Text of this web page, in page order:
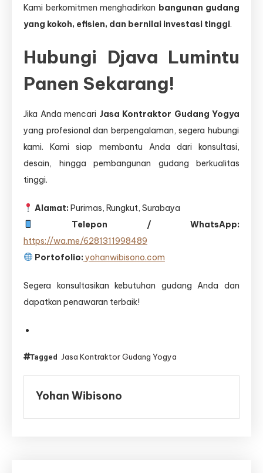
Kami berkomitmen menghadirkan bangunan gudang
yang kokoh, efisien, dan bernilai investasi tinggi.
Hubungi Djava Lumintu
Panen Sekarang!
Jika Anda mencari Jasa Kontraktor Gudang Yogya
yang profesional dan berpengalaman, segera hubungi
kami. Kami siap membantu Anda dari konsultasi,
desain, hingga pembangunan gudang berkualitas
tinggi.
Alamat: Purimas, Rungkut, Surabaya
Telepon / WhatsApp:
https://wa.me/6281311998489
Portofolio: yohanwibisono.com
Segera konsultasikan kebutuhan gudang Anda dan
dapatkan penawaran terbaik!
Tagged Jasa Kontraktor Gudang Yogya
Yohan Wibisono